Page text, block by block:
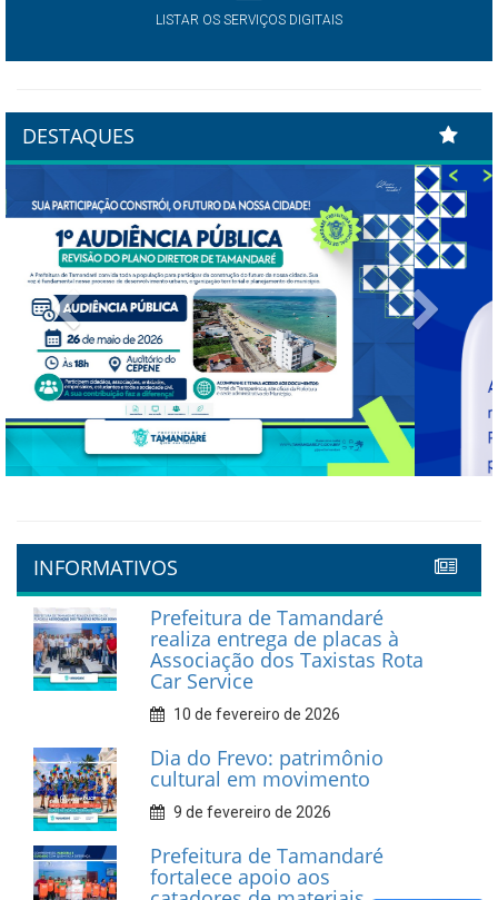
LISTAR OS SERVIÇOS DIGITAIS
DESTAQUES
Previous Next